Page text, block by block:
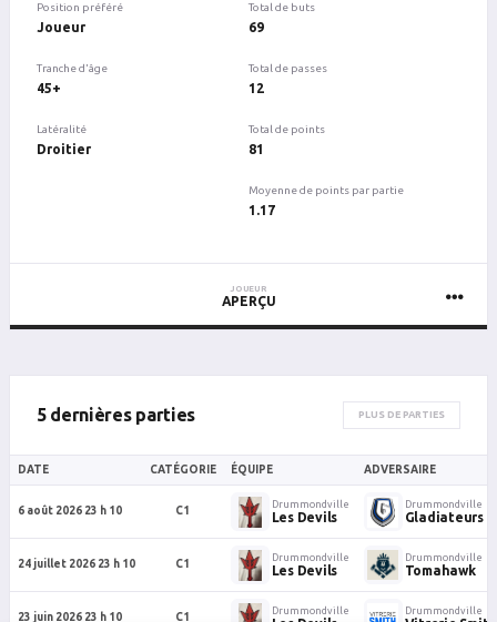
Position préféré
Joueur
Tranche d'âge
45+
Latéralité
Droitier
Total de buts
69
Total de passes
12
Total de points
81
Moyenne de points par partie
1.17
JOUEUR
APERÇU
5 dernières parties PLUS DE PARTIES
DATE CATÉGORIE ÉQUIPE ADVERSAIRE
6 août 2026 23 h 10 C1
Drummondville
Les Devils
Drummondville
Gladiateurs
24 juillet 2026 23 h 10 C1
Drummondville
Les Devils
Drummondville
Tomahawk
23 juin 2026 23 h 10 C1
Drummondville Drummondville